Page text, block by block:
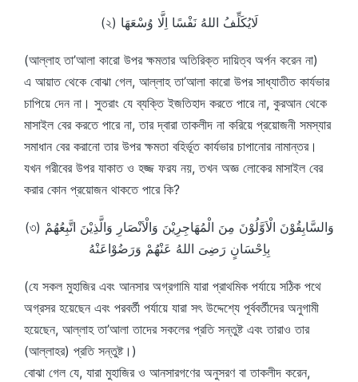
(২) لَايُكَلِّفُ اللهُ نَفْسًا اِلَّا وُسْعَهَا
(আল্লাহ তা’আলা কারো উপর ক্ষমতার অতিরিক্ত দায়িত্ব অর্পন করেন না)
এ আয়াত থেকে বোঝা গেল, আল্লাহ তা’আলা কারো উপর সাধ্যাতীত কার্যভার
চাপিয়ে দেন না। সুতরাং যে ব্যক্তি ইজতিহাদ করতে পারে না, কুরআন থেকে
মাসাইল বের করতে পারে না, তার দ্বারা তাকলীদ না করিয়ে প্রয়োজনী সমস্যার
সমাধান বের করানো তার উপর ক্ষমতা বহির্ভূত কার্যভার চাপানোর নামান্তর।
যখন গরীবের উপর যাকাত ও হজ্জ ফরয নয়, তখন অজ্ঞ লোকের মাসাইল বের
করার কোন প্রয়োজন থাকতে পারে কি?
(৩) وَالسَّابِقُوْنَ الْاَوَّلُوْنَ مِنَ الْمُهَاجِرِيْنَ وَالْاَنْصَارِ وَالَّذِيْنَ اتَّبِعُهُمْ
بِاِحْسَانٍ رَضِىَ اللهُ عَنْهُمْ وَرَضُوْاعَنْهُ
(যে সকল মুহাজির এবং আনসার অগ্রগামি যারা প্রাথমিক পর্যায়ে সঠিক পথে
অগ্রসর হয়েছেন এবং পরবর্তী পর্যায়ে যারা সৎ উদ্দেশ্যে পূর্ববর্তীদের অনুগামী
হয়েছেন, আল্লাহ তা’আলা তাদের সকলের প্রতি সন্তুষ্ট এবং তারাও তার
(আল্লাহর) প্রতি সন্তুষ্ট।)
বোঝা গেল যে, যারা মুহাজির ও আনসারগণের অনুসরণ বা তাকলীদ করেন,